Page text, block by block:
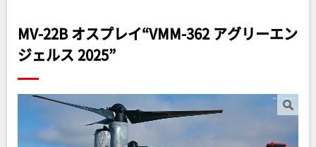
MV-22B オスプレイ“VMM-362 アグリーエン
ジェルス 2025”